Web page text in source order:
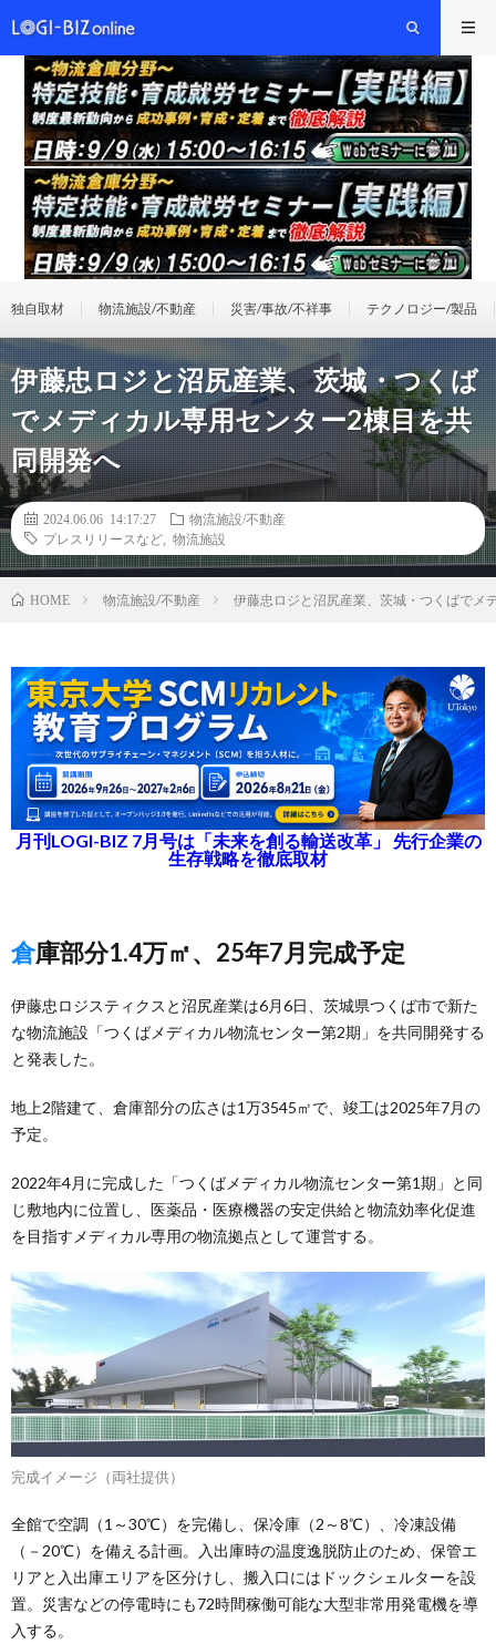
独自取材 物流施設/不動産 災害/事故/不祥事 テクノロジー/製品
伊藤忠ロジと沼尻産業、茨城・つくば
でメディカル専用センター2棟目を共
同開発へ
2024.06.06 14:17:27
物流施設/不動産
プレスリリースなど
物流施設
HOME 物流施設/不動産 伊藤忠ロジと沼尻産業、茨城・つくばでメ
月刊LOGI-BIZ 7月号は「未来を創る輸送改革」 先行企業の
生存戦略を徹底取材
倉庫部分1.4万㎡、25年7月完成予定
伊藤忠ロジスティクスと沼尻産業は6月6日、茨城県つくば市で新た
な物流施設「つくばメディカル物流センター第2期」を共同開発する
と発表した。
地上2階建て、倉庫部分の広さは1万3545㎡で、竣工は2025年7月の
予定。
2022年4月に完成した「つくばメディカル物流センター第1期」と同
じ敷地内に位置し、医薬品・医療機器の安定供給と物流効率化促進
を目指すメディカル専用の物流拠点として運営する。
完成イメージ（両社提供）
全館で空調（1～30℃）を完備し、保冷庫（2～8℃）、冷凍設備
（－20℃）を備える計画。入出庫時の温度逸脱防止のため、保管エ
リアと入出庫エリアを区分けし、搬入口にはドックシェルターを設
置。災害などの停電時にも72時間稼働可能な大型非常用発電機を導
入する。